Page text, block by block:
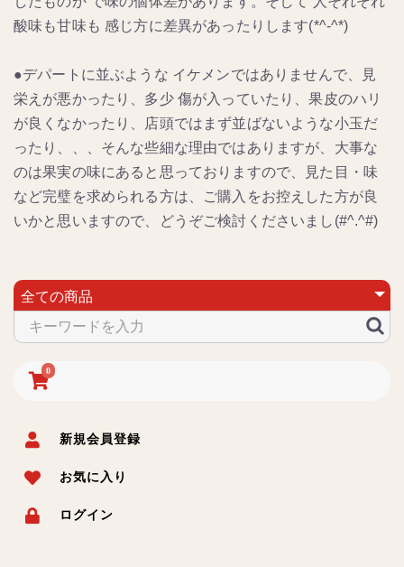
0
新規会員登録
お気に入り
ログイン
酸味も甘味も 感じ方に差異があったりします(*^-^*)
●デパートに並ぶような イケメンではありませんで、見
栄えが悪かったり、多少 傷が入っていたり、果皮のハリ
が良くなかったり、店頭ではまず並ばないような小玉だ
ったり、、、そんな些細な理由ではありますが、大事な
のは果実の味にあると思っておりますので、見た目・味
など完璧を求められる方は、ご購入をお控えした方が良
いかと思いますので、どうぞご検討くださいまし(#^.^#)